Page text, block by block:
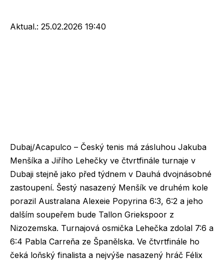
Aktual.: 25.02.2026 19:40
Dubaj/Acapulco – Český tenis má zásluhou Jakuba
Menšíka a Jiřího Lehečky ve čtvrtfinále turnaje v
Dubaji stejně jako před týdnem v Dauhá dvojnásobné
zastoupení. Šestý nasazený Menšík ve druhém kole
porazil Australana Alexeie Popyrina 6:3, 6:2 a jeho
dalším soupeřem bude Tallon Griekspoor z
Nizozemska. Turnajová osmička Lehečka zdolal 7:6 a
6:4 Pabla Carreňa ze Španělska. Ve čtvrtfinále ho
čeká loňský finalista a nejvýše nasazený hráč Félix